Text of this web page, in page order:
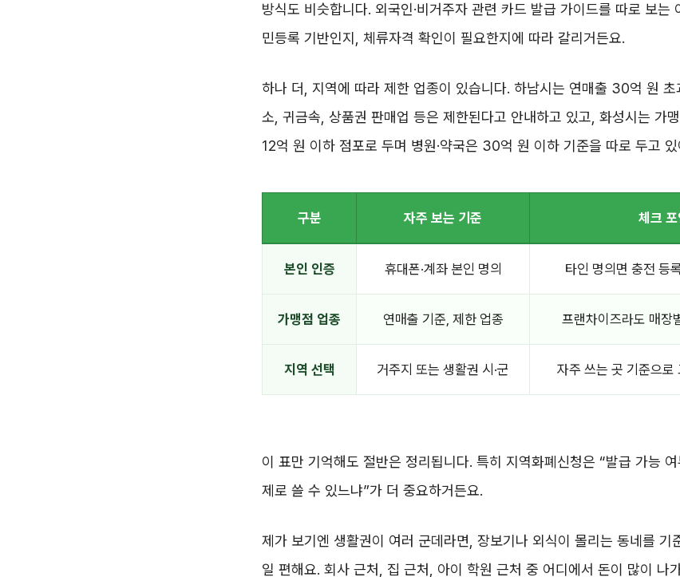
방식도 비슷합니다. 외국인·비거주자 관련 카드 발급 가이드를 따로 보는
민등록 기반인지, 체류자격 확인이 필요한지에 따라 갈리거든요.
하나 더, 지역에 따라 제한 업종이 있습니다. 하남시는 연매출 30억 원 초
소, 귀금속, 상품권 판매업 등은 제한된다고 안내하고 있고, 화성시는 가
12억 원 이하 점포로 두며 병원·약국은 30억 원 이하 기준을 따로 두고 있
구분 자주 보는 기준 체크
본인 인증 휴대폰·계좌 본인 명의 타인 명의면 충전 등
가맹점 업종 연매출 기준, 제한 업종 프랜차이즈라도 매장
지역 선택 거주지 또는 생활권 시·군 자주 쓰는 곳 기준으로
이 표만 기억해도 절반은 정리됩니다. 특히 지역화폐신청은 “발급 가능
제로 쓸 수 있느냐”가 더 중요하거든요.
제가 보기엔 생활권이 여러 군데라면, 장보기나 외식이 몰리는 동네를 기
일 편해요. 회사 근처, 집 근처, 아이 학원 근처 중 어디에서 돈이 많이 나